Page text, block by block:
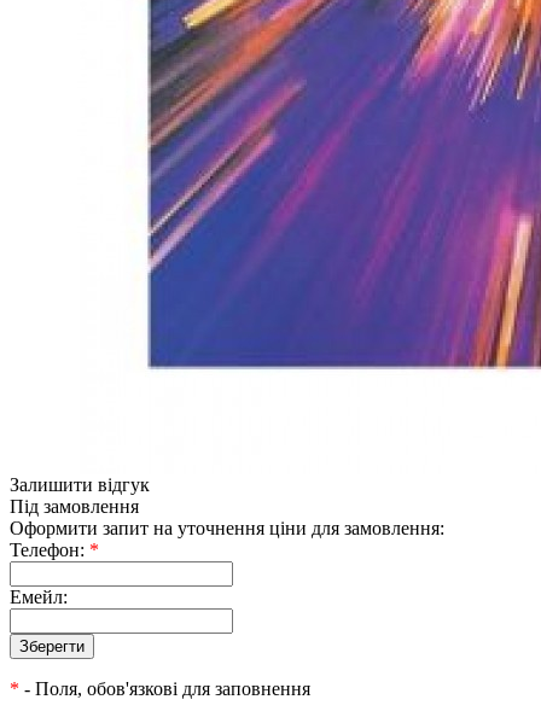
Залишити відгук
Під замовлення
Оформити запит на уточнення ціни для замовлення:
Телефон: *
Емейл:
* - Поля, обов'язкові для заповнення